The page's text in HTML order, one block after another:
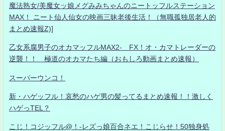
魔法熟女/美魔女ッ娘メグみみちゃんのニートッフルステーション
MAX！ ニート仙人仙女の映画三昧老後生活！（無職孤独居老人的
まとめ速報Z)]
乙女系腐男子のオカマッフルMAX2- FX！オ・カマトレーダーの
逆襲！！ 極道のオカマたち編（おもしろ動画まとめ速報）
スーパーウンコ！
新・ハゲッフル！哀愁のハゲ男の髪ってるまとめ速報！！激しく
ハゲっTEL？
こじ！コジッフル@！-レズっ娘百合ネエ！こじらせ！50独身処